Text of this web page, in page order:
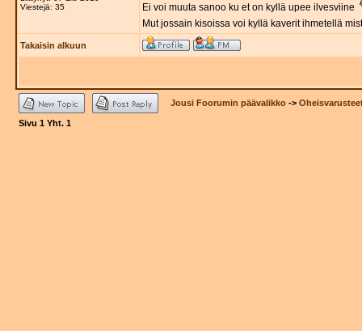
Viestejä: 35
Ei voi muuta sanoo ku et on kyllä upee ilvesviine
Mut jossain kisoissa voi kyllä kaverit ihmetellä
Takaisin alkuun
Jousi Foorumin päävalikko ->
Sivu 1 Yht. 1